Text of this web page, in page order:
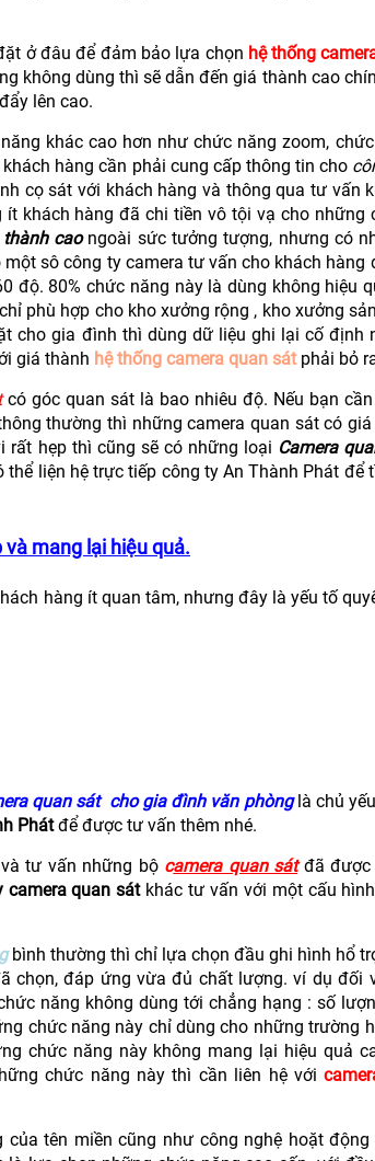
ở đâu để đảm bảo lựa chọn hệ thống
không dùng thì sẽ dẫn đến giá thành cao
lên cao.
khác cao hơn như chức năng zoom,
hàng cần phải cung cấp thông tin cho
cọ sát với khách hàng và thông qua tư vấn
khách hàng đã chi tiền vô tội vạ cho những
caongoài sức tưởng tượng, nhưng có
sô công ty camera tư vấn cho khách hàng
độ. 80% chức năng này là dùng không hiệu
phù hợp cho kho xưởng rộng , kho xưởng
cho gia đình thì dùng dữ liệu ghi lại cố định
giá thành hệ thống camera quan sátphải bỏ
có góc quan sát là bao nhiêu độ. Nếu bạn
thường thì những camera quan sát có
rất hẹp thì cũng sẽ có những loại Camera
liện hệ trực tiếp công ty An Thành Phát để
mang lại hiệu quả.
hàng ít quan tâm, nhưng đây là yếu tố
quan sát cho gia đình văn phònglà chủ
Phátđể được tư vấn thêm nhé.
tư vấn những bộ camera quan sát đã được
camera quan sát khác tư vấn với một cấu
bình thường thì chỉ lựa chọn đầu ghi hình hổ
chọn, đáp ứng vừa đủ chất lượng. ví dụ đối
năng không dùng tới chẳng hạng : số
chức năng này chỉ dùng cho những trường
chức năng này không mang lại hiệu quả
chức năng này thì cần liên hệ với
tên miền cũng như công nghệ hoặt